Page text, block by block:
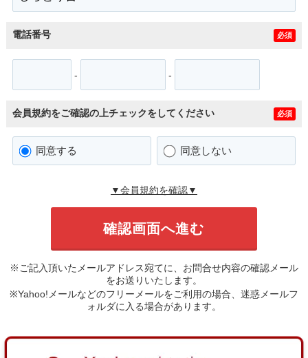
電話番号 必須
- -
会員規約をご確認の上チェックをしてください 必須
同意する 同意しない
▼会員規約を確認▼
※ご記入頂いたメールアドレス宛てに、お問合せ内容の確認メール
をお送りいたします。
※Yahoo!メールなどのフリーメールをご利用の場合、迷惑メールフ
ォルダに入る場合があります。